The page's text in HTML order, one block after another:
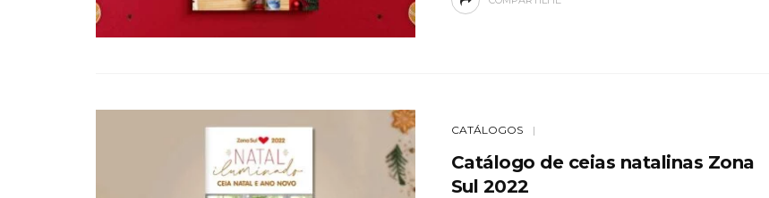
CATÁLOGOS
Catálogo de ceias natalinas Zona
Sul 2022